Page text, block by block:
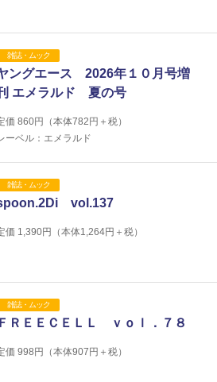
雑誌・ムック
ングエース 2026年１０月号増
エメラルド 夏の号
価 860円（本体782 円＋税）
ーベル：エメラルド
雑誌・ムック
vol.137
価 1,390円（本体1,264円＋税）
雑誌・ムック
ＦＲＥＥＣＥＬＬ ｖｏｌ．７８
価 998 円（本体907 円＋税）